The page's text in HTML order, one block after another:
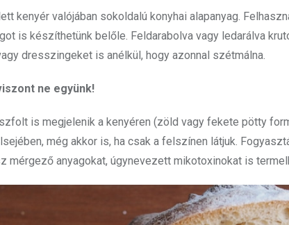
kenyér valójában sokoldalú konyhai alapanyag.
is készíthetünk belőle. Feldarabolva vagy ledarálva
dresszingeket is anélkül, hogy azonnal szétmálna.
ne együnk!
is megjelenik a kenyéren (zöld vagy fekete pötty
még akkor is, ha csak a felszínen látjuk.
mérgező anyagokat, úgynevezett mikotoxinokat is